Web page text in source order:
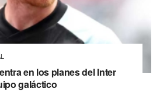
en los planes del Inter
galáctico